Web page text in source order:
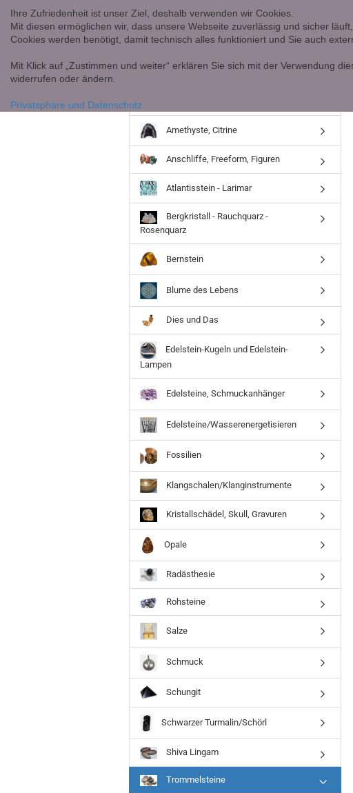
Ihre Zufriedenheit ist unser Ziel, deshalb verwenden wir Cookies.
Mit diesen ermöglichen wir, dass unsere Webseite zuverlässig und sicher
Cookies werden benötigt, damit technisch alles funktioniert und Sie auch
Mit Klick auf „Zustimmen und weiter“ erklären Sie sich mit der Verwendung
widerrufen oder ändern.
Privatsphäre und Datenschutz
Amethyste, Citrine
Anschliffe, Freeform, Figuren
Atlantisstein - Larimar
Bergkristall - Rauchquarz -
Rosenquarz
Bernstein
Blume des Lebens
Dies und Das
Edelstein-Kugeln und Edelstein-
Lampen
Edelsteine, Schmuckanhänger
Edelsteine/Wasserenergetisieren
Fossilien
Klangschalen/Klanginstrumente
Kristallschädel, Skull, Gravuren
Opale
Radästhesie
Rohsteine
Salze
Schmuck
Schungit
Schwarzer Turmalin/Schörl
Shiva Lingam
Trommelsteine